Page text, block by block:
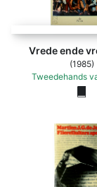
Vrede ende
(1985)
Tweedehands